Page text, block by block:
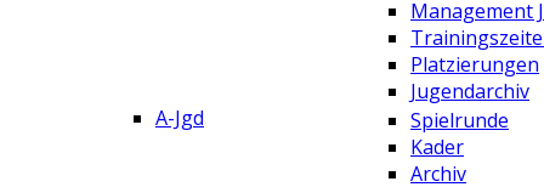
Management
Platzierungen
Jugendarchiv
A-Jgd
Spielrunde
Kader
Archiv